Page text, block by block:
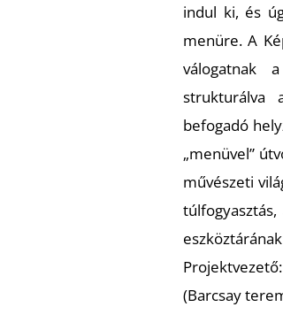
indul ki, és
menüre. A
válogatnak
strukturálva
befogadó
„menüvel”
művészeti
(Barcsay